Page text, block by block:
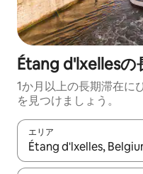
Étang d'lxellesの
1か月以上の長期滞在に
を見つけましょう。
エリア
検索結果が表示されたら